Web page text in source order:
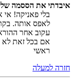
איבדתי את הססמה
בלי פאניקה!
לאפס אותה.
עקוב אחר
אם בכל זאת
ראשי
חזרה למעלה